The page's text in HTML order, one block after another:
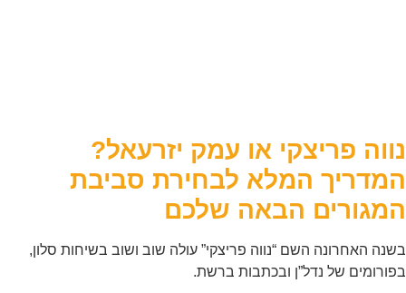
נווה פריצקי או עמק יזרעאל?
המדריך המלא לבחירת סביבת
המגורים הבאה שלכם
בשנה האחרונה השם “נווה פריצקי” עולה שוב ושוב בשיחות סלון,
בפורומים של נדל”ן ובכתבות ברשת.